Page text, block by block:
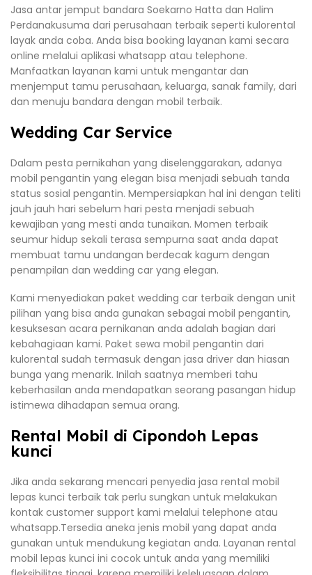
Jasa antar jemput bandara Soekarno Hatta dan Halim
Perdanakusuma dari perusahaan terbaik seperti kulorental
layak anda coba. Anda bisa booking layanan kami secara
online melalui aplikasi whatsapp atau telephone.
Manfaatkan layanan kami untuk mengantar dan
menjemput tamu perusahaan, keluarga, sanak family, dari
dan menuju bandara dengan mobil terbaik.
Wedding Car Service
Dalam pesta pernikahan yang diselenggarakan, adanya
mobil pengantin yang elegan bisa menjadi sebuah tanda
status sosial pengantin. Mempersiapkan hal ini dengan teliti
jauh jauh hari sebelum hari pesta menjadi sebuah
kewajiban yang mesti anda tunaikan. Momen terbaik
seumur hidup sekali terasa sempurna saat anda dapat
membuat tamu undangan berdecak kagum dengan
penampilan dan wedding car yang elegan.
Kami menyediakan paket wedding car terbaik dengan unit
pilihan yang bisa anda gunakan sebagai mobil pengantin,
kesuksesan acara pernikanan anda adalah bagian dari
kebahagiaan kami. Paket sewa mobil pengantin dari
kulorental sudah termasuk dengan jasa driver dan hiasan
bunga yang menarik. Inilah saatnya memberi tahu
keberhasilan anda mendapatkan seorang pasangan hidup
istimewa dihadapan semua orang.
Rental Mobil di Cipondoh Lepas
kunci
Jika anda sekarang mencari penyedia jasa rental mobil
lepas kunci terbaik tak perlu sungkan untuk melakukan
kontak customer support kami melalui telephone atau
whatsapp.Tersedia aneka jenis mobil yang dapat anda
gunakan untuk mendukung kegiatan anda. Layanan rental
mobil lepas kunci ini cocok untuk anda yang memiliki